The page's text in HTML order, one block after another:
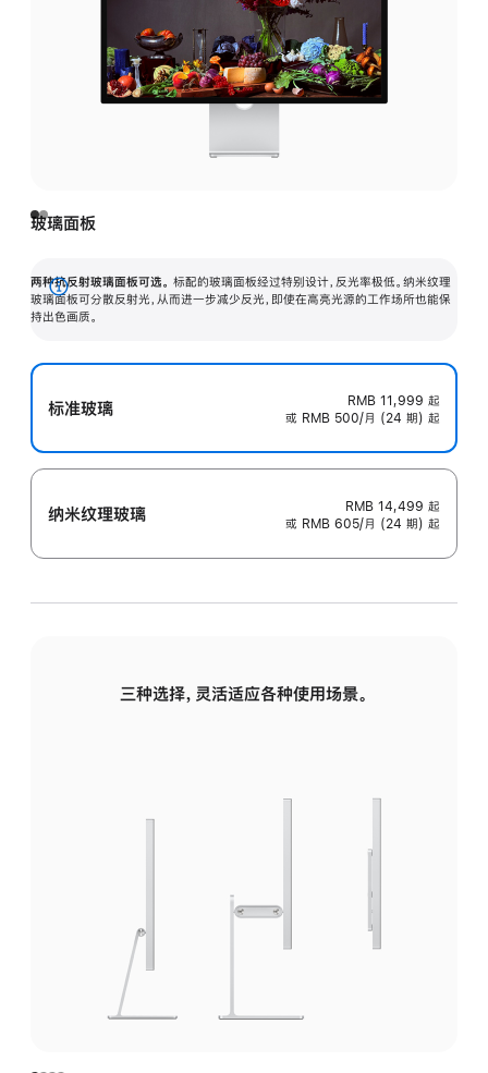
玻璃面板
两种抗反射玻璃面板可选。 标配的玻璃面板经过特别设计，反光率极低。纳米纹理
玻璃面板可分散反射光，从而进一步减少反光，即使在高亮光源的工作场所也能保
持出色画质。
展
开
标准玻璃 RMB 11,999 起
或 RMB 500/月 (24 期) 起
纳米纹理玻璃 RMB 14,499 起
或 RMB 605/月 (24 期) 起
三种选择，灵活适应各种使用场景。